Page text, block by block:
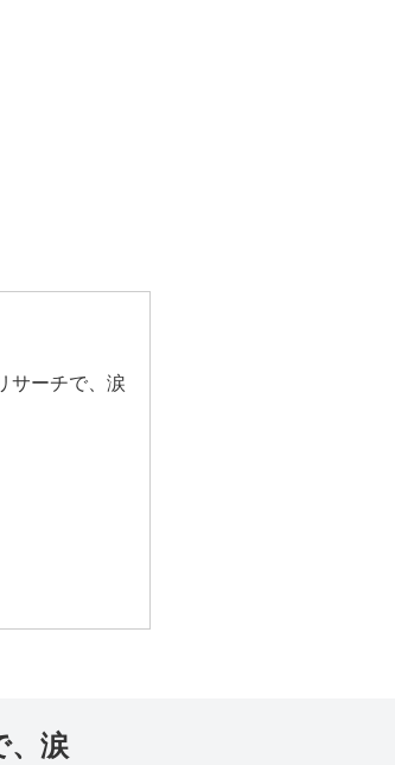
サーチで、涙
、涙